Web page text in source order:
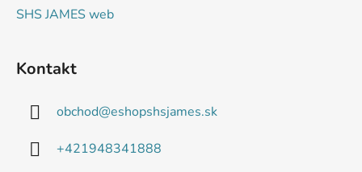
SHS JAMES web
Kontakt
obchod@eshopshsjames.sk
+421948341888